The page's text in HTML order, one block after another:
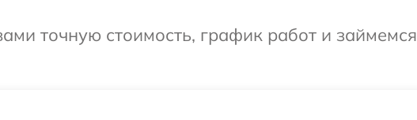
точную стоимость, график работ и займемся